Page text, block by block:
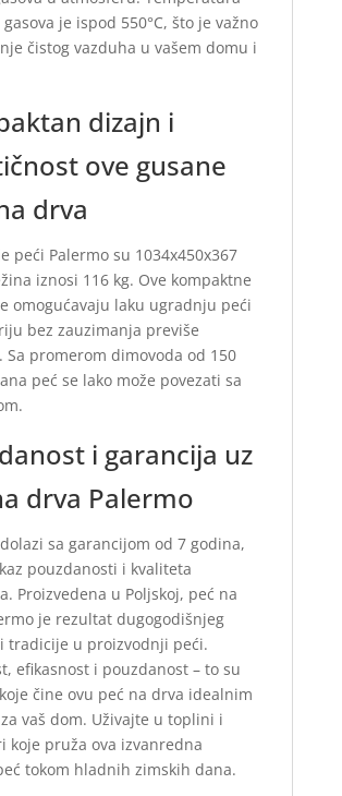
je ispod 550°C, što je važno
čistog vazduha u vašem domu i
dizajn i
ove gusane
drva
peći Palermo su 1034x450x367
iznosi 116 kg. Ove kompaktne
omogućavaju laku ugradnju peći
bez zauzimanja previše
Sa promerom dimovoda od 150
peć se lako može povezati sa
i garancija uz
drva Palermo
sa garancijom od 7 godina,
pouzdanosti i kvaliteta
Proizvedena u Poljskoj, peć na
je rezultat dugogodišnjeg
tradicije u proizvodnji peći.
efikasnost i pouzdanost – to su
čine ovu peć na drva idealnim
vaš dom. Uživajte u toplini i
koje pruža ova izvanredna
tokom hladnih zimskih dana.